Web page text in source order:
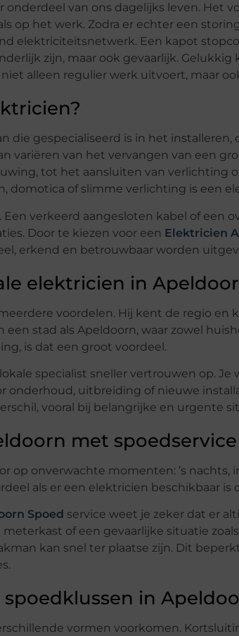
onderdeel van ons dagelijks leven. Het
op het werk. Zodra er echter een
elektriciteitsnetwerk. Een kapot
zijn, maar ook gevaarlijk.
alleen regulier werk uitvoert, maar
die gespecialiseerd is in het
variëren van het vervangen van een
tot het aansluiten van verlichting
domotica of slimme verlichting is een
verkeerd aangesloten kabel of een
Door te kiezen voor een Elektricien
erkend en betrouwbaar worden
elektricien in
voordelen. Hij kent de regio en
stad als Apeldoorn, waar zowel
is dat een groot voordeel.
specialist sneller vertrouwen op.
onderhoud, uitbreiding of nieuwe
vooral bij belangrijke en urgente
met spoedservice
op onverwachte momenten: ’s
als er een elektricien beschikbaar is
Spoed service weet je zeker dat er
of een gevaarlijke situatie
kan snel ter plaatse zijn. Dit
in
vormen voorkomen.